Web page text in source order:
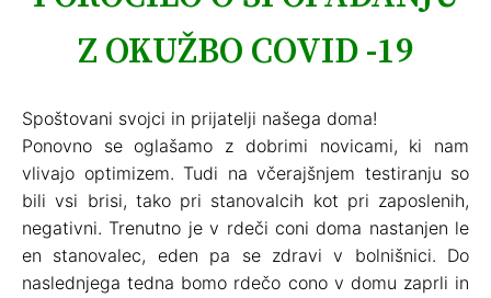
Z OKUŽBO COVID -19
Spoštovani svojci in prijatelji našega doma!
Ponovno se oglašamo z dobrimi novicami, ki nam
vlivajo optimizem. Tudi na včerajšnjem testiranju so
bili vsi brisi, tako pri stanovalcih kot pri zaposlenih,
negativni. Trenutno je v rdeči coni doma nastanjen le
en stanovalec, eden pa se zdravi v bolnišnici. Do
naslednjega tedna bomo rdečo cono v domu zaprli in